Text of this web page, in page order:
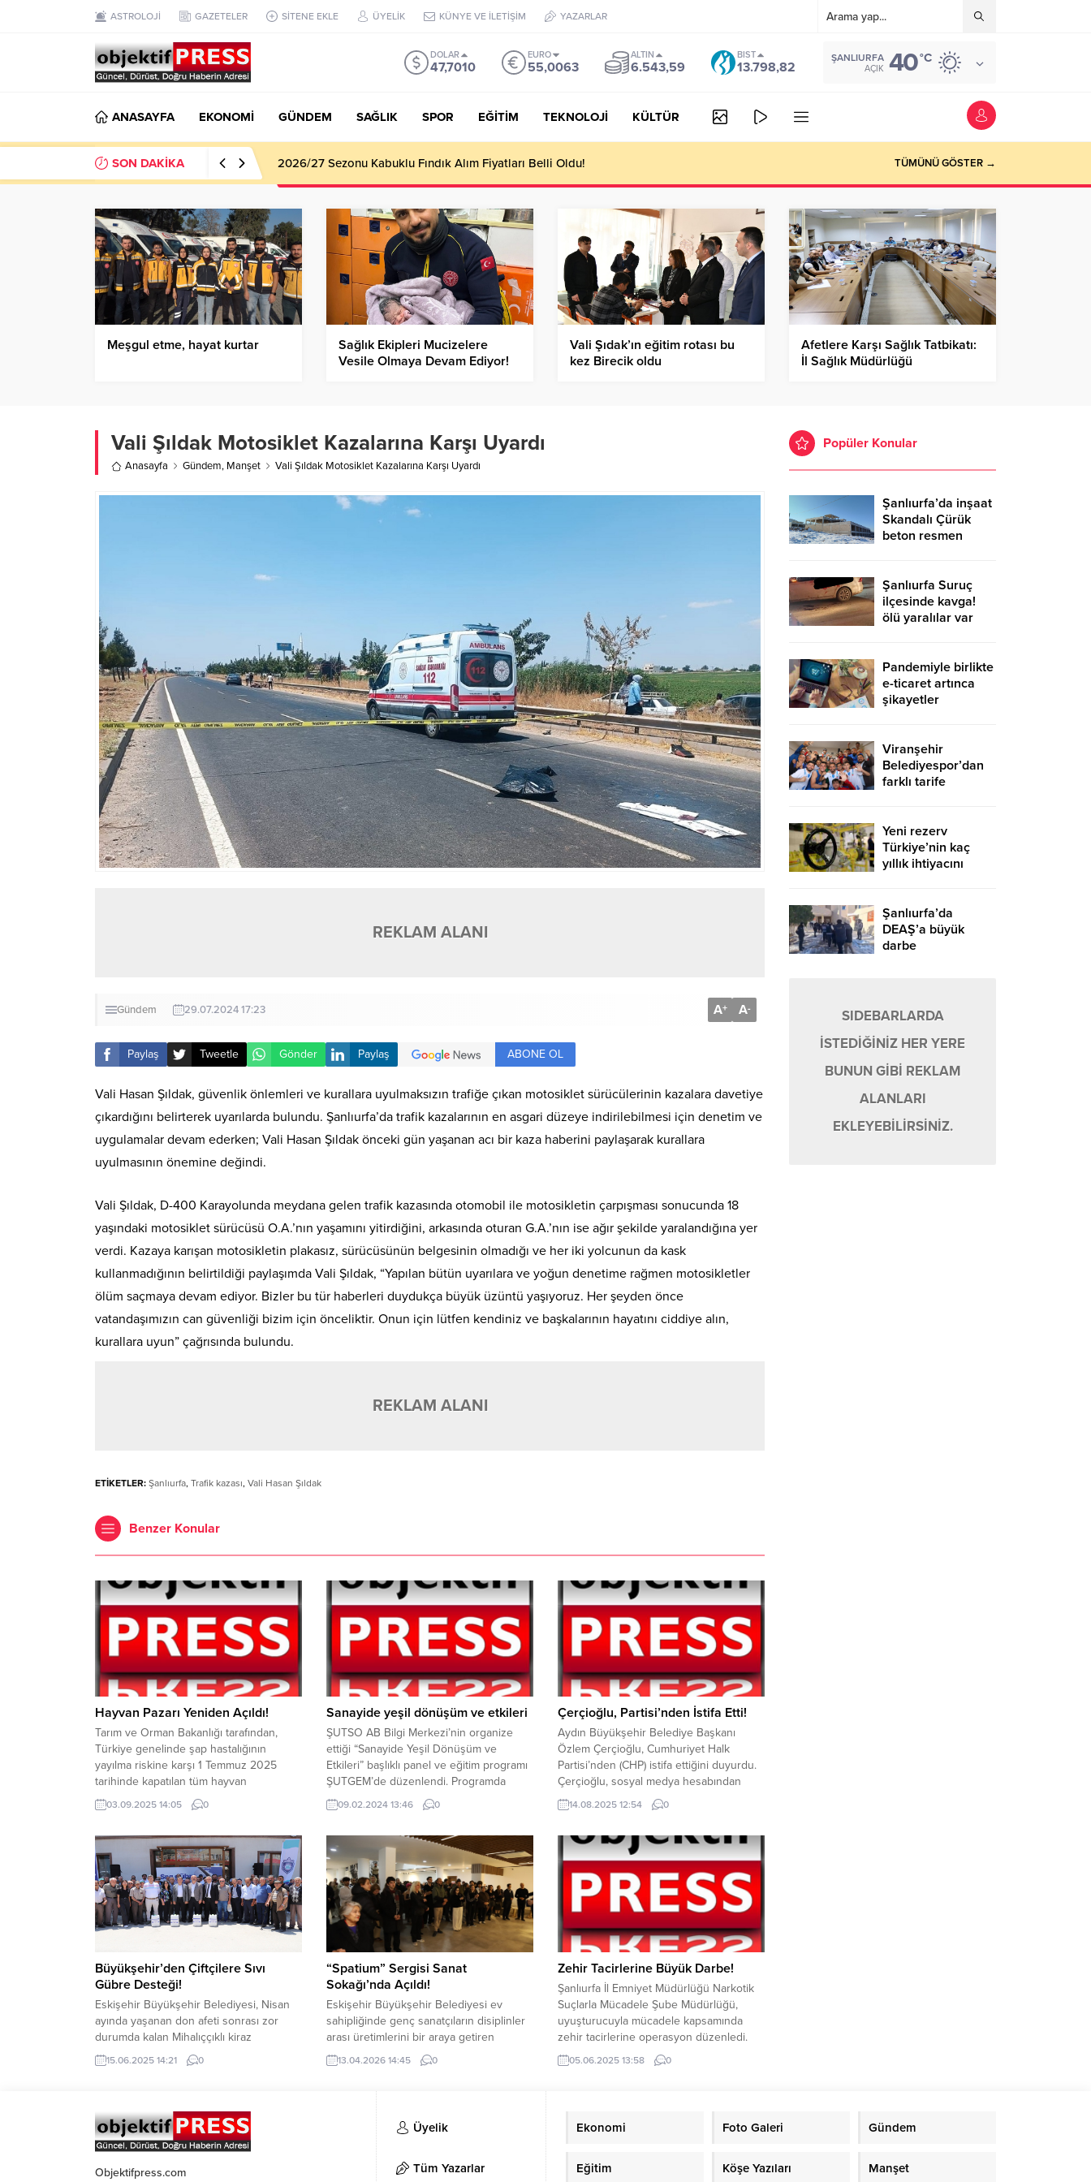
ASTROLOJİ GAZETELER SİTENE EKLE ÜYELİK KÜNYE VE İLETİŞİM YAZARLAR
DOLAR
47,7010
EURO
55,0063
ALTIN
6.543,59
BIST
13.798,82
ŞANLIURFA
AÇIK 40°C
ANASAYFA EKONOMİ GÜNDEM SAĞLIK SPOR EĞİTİM TEKNOLOJİ KÜLTÜR
SON DAKİKA Haliliye Belediyesi Her Gün 4 Bin 898 Kişiye Sıcak Yemek Ulaştırıyor! TÜMÜNÜ GÖSTER →
Meşgul etme, hayat kurtar
Sağlık Ekipleri Mucizelere
Vesile Olmaya Devam Ediyor!
Vali Şıdak’ın eğitim rotası bu
kez Birecik oldu
Afetlere Karşı Sağlık Tatbikatı:
İl Sağlık Müdürlüğü
Vali Şıldak Motosiklet Kazalarına Karşı Uyardı
Anasayfa Gündem, Manşet Vali Şıldak Motosiklet Kazalarına Karşı Uyardı
REKLAM ALANI
Gündem 29.07.2024 17:23 A+ A-
Paylaş Tweetle Gönder Paylaş ABONE OL
Vali Hasan Şıldak, güvenlik önlemleri ve kurallara uyulmaksızın trafiğe çıkan motosiklet sürücülerinin kazalara davetiye
çıkardığını belirterek uyarılarda bulundu. Şanlıurfa’da trafik kazalarının en asgari düzeye indirilebilmesi için denetim ve
uygulamalar devam ederken; Vali Hasan Şıldak önceki gün yaşanan acı bir kaza haberini paylaşarak kurallara
uyulmasının önemine değindi.
Vali Şıldak, D-400 Karayolunda meydana gelen trafik kazasında otomobil ile motosikletin çarpışması sonucunda 18
yaşındaki motosiklet sürücüsü O.A.’nın yaşamını yitirdiğini, arkasında oturan G.A.’nın ise ağır şekilde yaralandığına yer
verdi. Kazaya karışan motosikletin plakasız, sürücüsünün belgesinin olmadığı ve her iki yolcunun da kask
kullanmadığının belirtildiği paylaşımda Vali Şıldak, “Yapılan bütün uyarılara ve yoğun denetime rağmen motosikletler
ölüm saçmaya devam ediyor. Bizler bu tür haberleri duydukça büyük üzüntü yaşıyoruz. Her şeyden önce
vatandaşımızın can güvenliği bizim için önceliktir. Onun için lütfen kendiniz ve başkalarının hayatını ciddiye alın,
kurallara uyun” çağrısında bulundu.
REKLAM ALANI
ETİKETLER: Şanlıurfa, Trafik kazası, Vali Hasan Şıldak
Benzer Konular
Hayvan Pazarı Yeniden Açıldı!
Tarım ve Orman Bakanlığı tarafından,
Türkiye genelinde şap hastalığının
yayılma riskine karşı 1 Temmuz 2025
tarihinde kapatılan tüm hayvan
pazarlarıyla ilgili kademeli olarak
normalleşme süreci başladı. Bugün
Açılan pazarlar arasında Eskişehir
Büyükşehir Belediyesi Hayvan Pazarı da
yer aldı. Eskişehirlilere uzun yıllardır
hizmet veren ve...
03.09.2025 14:05 0
Sanayide yeşil dönüşüm ve etkileri
ŞUTSO AB Bilgi Merkezi’nin organize
ettiği “Sanayide Yeşil Dönüşüm ve
Etkileri” başlıklı panel ve eğitim programı
ŞUTGEM’de düzenlendi. Programda
konuşan ŞUTSO Yönetim Kurulu Başkanı
Mehmet Yetim, “Hem sanayicilerimizin
sahip olduğu ekonomik payının artmasını,
hem de kentimizin yeşil sanayi ve
yenilenebilir enerji yatırımlarının merkezi
haline gelmesini,...
09.02.2024 13:46 0
Çerçioğlu, Partisi’nden İstifa Etti!
Aydın Büyükşehir Belediye Başkanı
Özlem Çerçioğlu, Cumhuriyet Halk
Partisi’nden (CHP) istifa ettiğini duyurdu.
Çerçioğlu, sosyal medya hesabından
yaptığı açıklamada, parti içinde yaşadığı
sorunlar ve anti-demokratik uygulamalar
Çerçioğlu, açıklamasında şu ifadelere yer
verdi: “Aydın Büyükşehir Belediye
Başkanı olarak ben ve üç belediye
başkanımız; Cumhuriyet Halk Partisi...
14.08.2025 12:54 0
Büyükşehir’den Çiftçilere Sıvı
Gübre Desteği!
Eskişehir Büyükşehir Belediyesi, Nisan
ayında yaşanan don afeti sonrası zor
durumda kalan Mihalıççıklı kiraz
üreticilerine can suyu olmak için sıvı
gübre desteği sağladı. Tarımsal Hizmetler
260 dekar alan desteklendi. Nisan ayında
Mihalıççık ilçesinde meydana gelen ani
don olayları, kiraz üreticilerine...
15.06.2025 14:21 0
“Spatium” Sergisi Sanat
Sokağı’nda Açıldı!
Eskişehir Büyükşehir Belediyesi ev
sahipliğinde genç sanatçıların disiplinler
arası üretimlerini bir araya getiren
“Spatium” sergisi, Sanat Sokağı’nda
kapılarını açtı. Eskişehir’de sanatseverler
sergi, Eskişehir Büyükşehir Belediyesi
Kent Tarihi ve Tanıtımı Dairesi Başkanlığı
ev sahipliğinde Sanat Sokağı’nda
düzenlenen törenle açıldı. Açılışa
Büyükşehir Belediyesi Başkan Vekili
13.04.2026 14:45 0
Zehir Tacirlerine Büyük Darbe!
Şanlıurfa İl Emniyet Müdürlüğü Narkotik
Suçlarla Mücadele Şube Müdürlüğü,
uyuşturucuyla mücadele kapsamında
zehir tacirlerine operasyon düzenledi.
Düzenlenen operasyonda 2 şahıs
yakalandı. İl Emniyet Müdürlüğü Narkotik
madde ele geçirildi. Bir araçta yapılan
Gram...
05.06.2025 13:58 0
Popüler Konular
Şanlıurfa’da inşaat
Skandalı Çürük
beton resmen
Şanlıurfa Suruç
ilçesinde kavga!
ölü yaralılar var
Pandemiyle birlikte
e-ticaret artınca
şikayetler
Viranşehir
Belediyespor’dan
farklı tarife
Yeni rezerv
Türkiye’nin kaç
yıllık ihtiyacını
Şanlıurfa’da
DEAŞ’a büyük
darbe
SIDEBARLARDA
İSTEDİĞİNİZ HER YERE
BUNUN GİBİ REKLAM
ALANLARI
EKLEYEBİLİRSİNİZ.
Objektifpress.com
Üyelik
Tüm Yazarlar
Ekonomi Foto Galeri Gündem
Eğitim Köşe Yazıları Manşet